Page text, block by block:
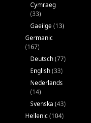
Cymraeg
(33)
Gaeilge(13)
Germanic
(167)
Deutsch(77)
English(33)
Nederlands
(14)
Svenska (43)
Hellenic(104)